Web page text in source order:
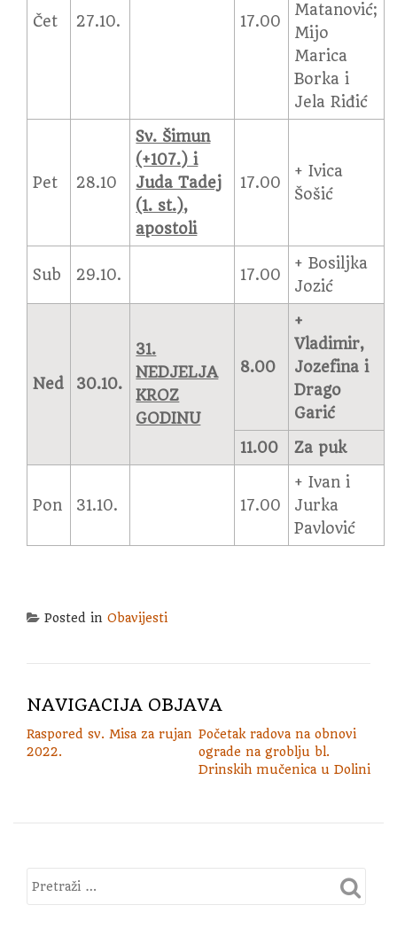
Čet 27.10. 17.00
Matanović;
Mijo
Marica
Borka i
Jela Riđić
Pet 28.10
Sv. Šimun
(+107.) i
Juda Tadej
(1. st.),
apostoli
17.00
+ Ivica
Šošić
Sub 29.10. 17.00
+ Bosiljka
Jozić
Ned 30.10.
31.
NEDJELJA
KROZ
GODINU
8.00
+
Vladimir,
Jozefina i
Drago
Garić
11.00
Za puk
Pon 31.10. 17.00
+ Ivan i
Jurka
Pavlović
Posted in Obavijesti
NAVIGACIJA OBJAVA
Raspored sv. Misa za rujan
2022.
Početak radova na obnovi
ograde na groblju bl.
Drinskih mučenica u Dolini